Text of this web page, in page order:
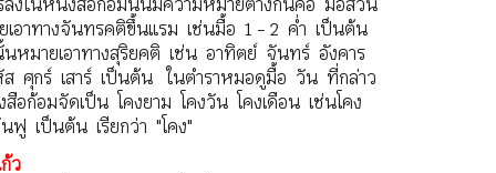
รลงในหนังสือก้อมนั้นมีความหมายต่างกันคือ มื้อส่วน
เอาทางจันทรคติขึ้นแรม เช่นมื้อ 1 - 2 ค่ำ เป็นต้น
หมายเอาทางสุริยคติ เช่น อาทิตย์ จันทร์ อังคาร
ศุกร์ เสาร์ เป็นต้น ในตำราหมอดูมื้อ วัน ที่กล่าว
สือก้อมจัดเป็น โคงยาม โคงวัน โคงเดือน เช่นโคง
ฟู เป็นต้น เรียกว่า "โคง"
ว